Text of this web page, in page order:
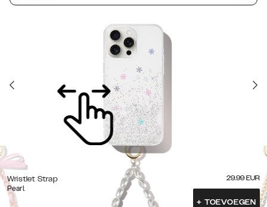
Wristlet Strap
Pearl
29.99 EUR
+ TOEVOEGEN